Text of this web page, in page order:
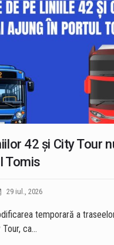
42 și City Tour
Tomis
29 iul., 2026
temporară a
ca…